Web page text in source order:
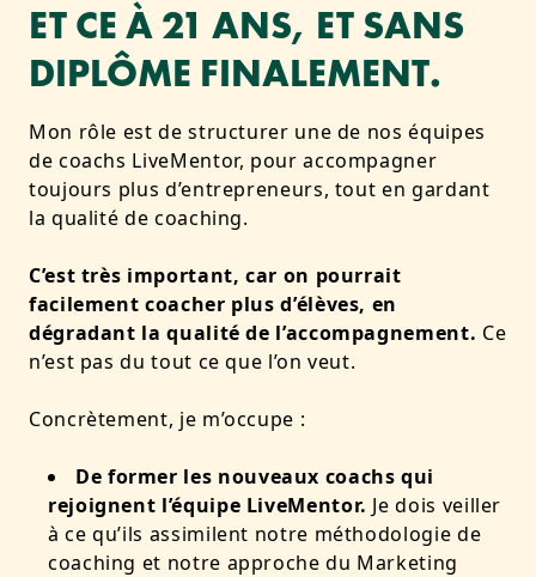
ET CE À 21 ANS, ET SANS
DIPLÔME FINALEMENT.
Mon rôle est de structurer une de nos équipes
de coachs LiveMentor, pour accompagner
toujours plus d’entrepreneurs, tout en gardant
la qualité de coaching.
C’est très important, car on pourrait
facilement coacher plus d’élèves, en
dégradant la qualité de l’accompagnement. Ce
n’est pas du tout ce que l’on veut.
Concrètement, je m’occupe :
De former les nouveaux coachs qui
rejoignent l’équipe LiveMentor. Je dois veiller
à ce qu’ils assimilent notre méthodologie de
coaching et notre approche du Marketing